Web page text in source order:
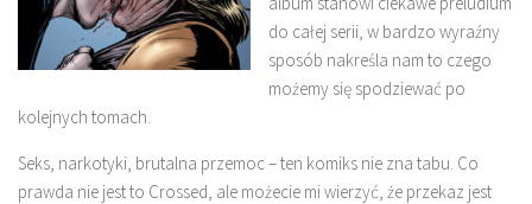
do całej serii, w bardzo wyraźny
sposób nakreśla nam to czego
możemy się spodziewać po
kolejnych tomach.
Seks, narkotyki, brutalna przemoc – ten komiks nie zna tabu. Co
prawda nie jest to Crossed, ale możecie mi wierzyć, że przekaz jest